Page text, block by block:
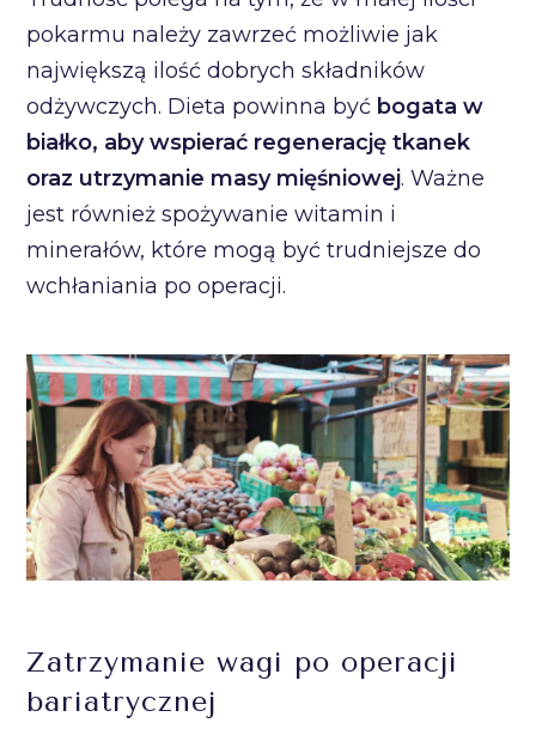
pokarmu należy zawrzeć możliwie jak
największą ilość dobrych składników
odżywczych. Dieta powinna być bogata w
białko, aby wspierać regenerację tkanek
oraz utrzymanie masy mięśniowej. Ważne
jest również spożywanie witamin i
minerałów, które mogą być trudniejsze do
wchłaniania po operacji.
Zatrzymanie wagi po operacji
bariatrycznej